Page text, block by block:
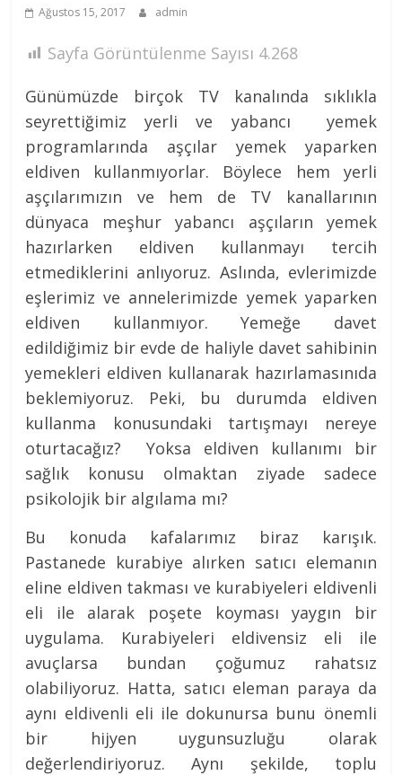
Ağustos 15, 2017 admin
Sayfa Görüntülenme Sayısı 4.268
Günümüzde birçok TV kanalında sıklıkla
seyrettiğimiz yerli ve yabancı yemek
programlarında aşçılar yemek yaparken
eldiven kullanmıyorlar. Böylece hem yerli
aşçılarımızın ve hem de TV kanallarının
dünyaca meşhur yabancı aşçıların yemek
hazırlarken eldiven kullanmayı tercih
etmediklerini anlıyoruz. Aslında, evlerimizde
eşlerimiz ve annelerimizde yemek yaparken
eldiven kullanmıyor. Yemeğe davet
edildiğimiz bir evde de haliyle davet sahibinin
yemekleri eldiven kullanarak hazırlamasınıda
beklemiyoruz. Peki, bu durumda eldiven
kullanma konusundaki tartışmayı nereye
oturtacağız? Yoksa eldiven kullanımı bir
sağlık konusu olmaktan ziyade sadece
psikolojik bir algılama mı?
Bu konuda kafalarımız biraz karışık.
Pastanede kurabiye alırken satıcı elemanın
eline eldiven takması ve kurabiyeleri eldivenli
eli ile alarak poşete koyması yaygın bir
uygulama. Kurabiyeleri eldivensiz eli ile
avuçlarsa bundan çoğumuz rahatsız
olabiliyoruz. Hatta, satıcı eleman paraya da
aynı eldivenli eli ile dokunursa bunu önemli
bir hijyen uygunsuzluğu olarak
değerlendiriyoruz. Aynı şekilde, toplu